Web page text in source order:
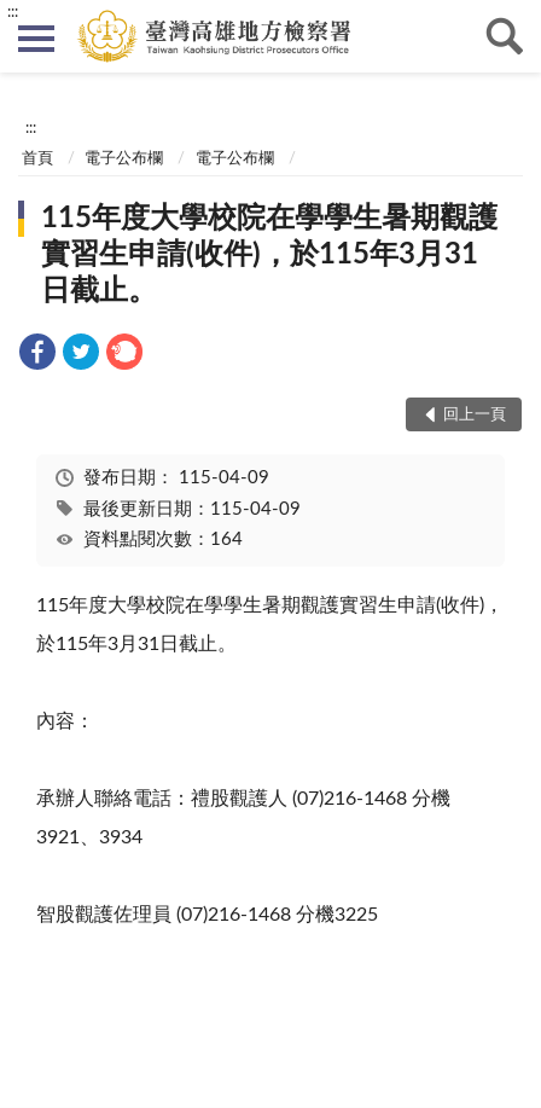
:::
:::
首頁 電子公布欄 電子公布欄
115年度大學校院在學學生暑期觀護
實習生申請(收件)，於115年3月31
日截止。
回上一頁
發布日期： 115-04-09
最後更新日期：115-04-09
資料點閱次數：164
115年度大學校院在學學生暑期觀護實習生申請(收件)，
於115年3月31日截止。
內容：
承辦人聯絡電話：禮股觀護人 (07)216-1468 分機
3921、3934
智股觀護佐理員 (07)216-1468 分機3225